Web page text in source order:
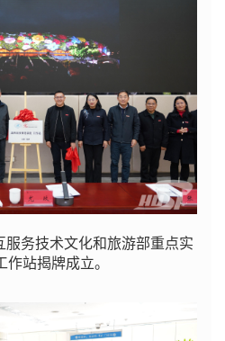
服务技术文化和旅游部重点实
站揭牌成立。